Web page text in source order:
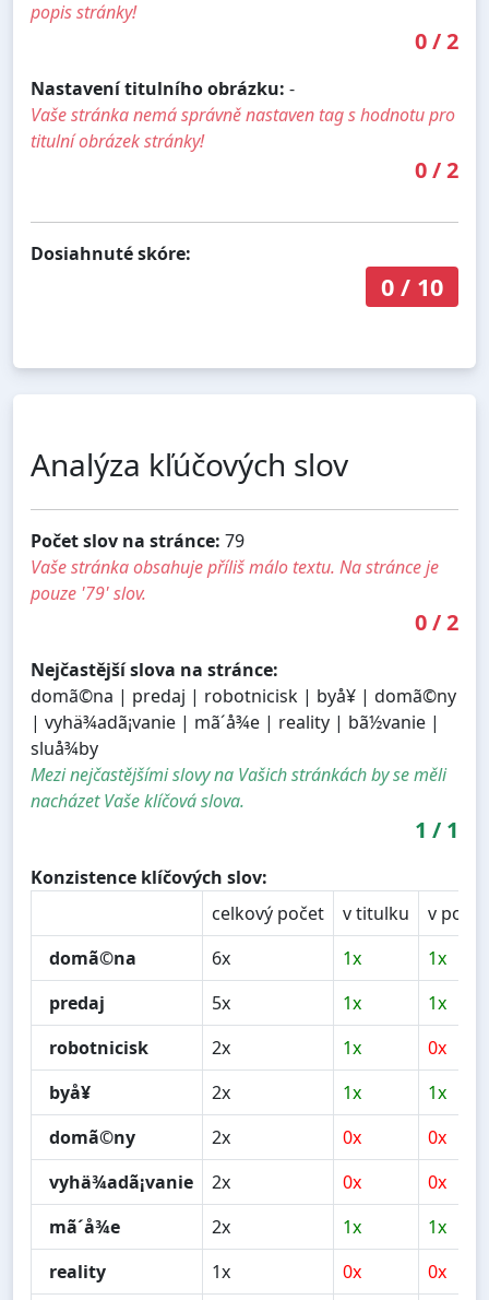
popis stránky!
0/2
Nastavení titulního obrázku: -
Vaše stránka nemá správně nastaven tag s hodnotu pro
titulní obrázek stránky!
0/2
Dosiahnuté skóre:
0/ 10
Analýza kľúčových slov
Počet slov na stránce: 79
Vaše stránka obsahuje příliš málo textu. Na stránce je
pouze '79' slov.
0/2
Nejčastější slova na stránce:
domã©na | predaj | robotnicisk | byå¥ | domã©ny
| vyhä¾adã¡vanie | mã´å¾e | reality | bã½vanie |
sluå¾by
Mezi nejčastějšími slovy na Vašich stránkách by se měli
nacházet Vaše klíčová slova.
1 / 1
Konzistence klíčových slov:
celkový počet
v titulku
v
domã©na
6x 1x
1x
predaj
5x 1x
1x
robotnicisk
2x 1x
0x
byå¥
2x 1x
1x
domã©ny
2x 0x
0x
vyhä¾adã¡vanie
2x 0x
0x
mã´å¾e
2x 1x
1x
reality
1x 0x
0x